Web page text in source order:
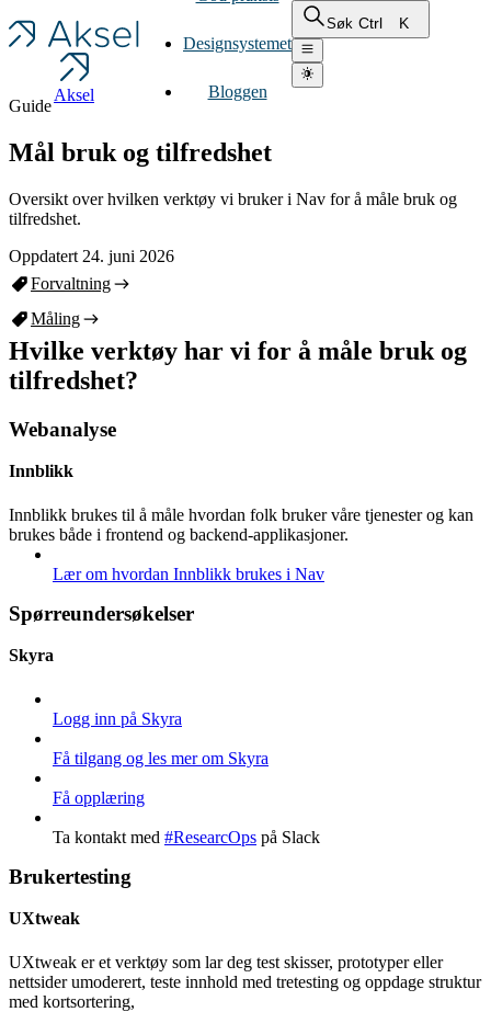
Aksel
Designsystemet
Bloggen
Søk Ctrl K
Guide
Mål bruk og tilfredshet
Oversikt over hvilken verktøy vi bruker i Nav for å måle bruk og
tilfredshet.
Oppdatert 24. juni 2026
Forvaltning
Måling
Hvilke verktøy har vi for å måle bruk og
tilfredshet?
Webanalyse
Innblikk
Innblikk brukes til å måle hvordan folk bruker våre tjenester og kan
brukes både i frontend og backend-applikasjoner.
Lær om hvordan Innblikk brukes i Nav
Spørreundersøkelser
Skyra
Logg inn på Skyra
Få tilgang og les mer om Skyra
Få opplæring
Ta kontakt med #ResearcOps på Slack
Brukertesting
UXtweak
UXtweak er et verktøy som lar deg test skisser, prototyper eller
nettsider umoderert, teste innhold med tretesting og oppdage struktur
med kortsortering,